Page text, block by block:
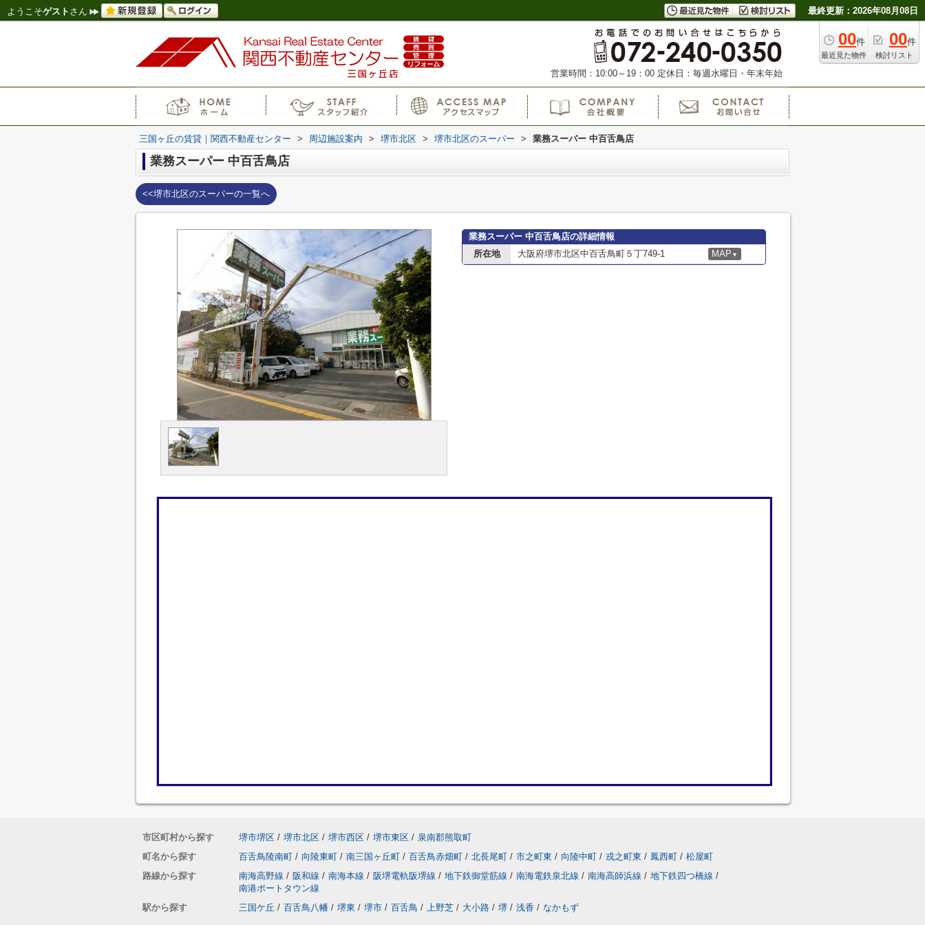
ようこそゲスト さん 最終更新：2026年08月08日
00件
最近見た物件
00件
検討リスト
営業時間：10:00～19：00 定休日：毎週水曜日・年末年始
三国ヶ丘の賃貸｜関西不動産センター > 周辺施設案内 > 堺市北区 > 堺市北区のスーパー > 業務スーパー 中百舌鳥店
業務スーパー 中百舌鳥店
<<堺市北区のスーパーの一覧へ
業務スーパー 中百舌鳥店の詳細情報
所在地
大阪府堺市北区中百舌鳥町５丁749-1 MAP ▼
市区町村から探す 堺市堺区 / 堺市北区 / 堺市西区 / 堺市東区 / 泉南郡熊取町
町名から探す
百舌鳥陵南町 / 向陵東町 / 南三国ヶ丘町 / 百舌鳥赤畑町 / 北長尾町 / 市之町東 / 向陵中町 / 戎之町東 / 鳳西町 / 松屋町
路線から探す
南海高野線 / 阪和線 / 南海本線 / 阪堺電軌阪堺線 / 地下鉄御堂筋線 / 南海電鉄泉北線 / 南海高師浜線 / 地下鉄四つ橋線 /
南港ポートタウン線
駅から探す
三国ケ丘 / 百舌鳥八幡 / 堺東 / 堺市 / 百舌鳥 / 上野芝 / 大小路 / 堺 / 浅香 / なかもず